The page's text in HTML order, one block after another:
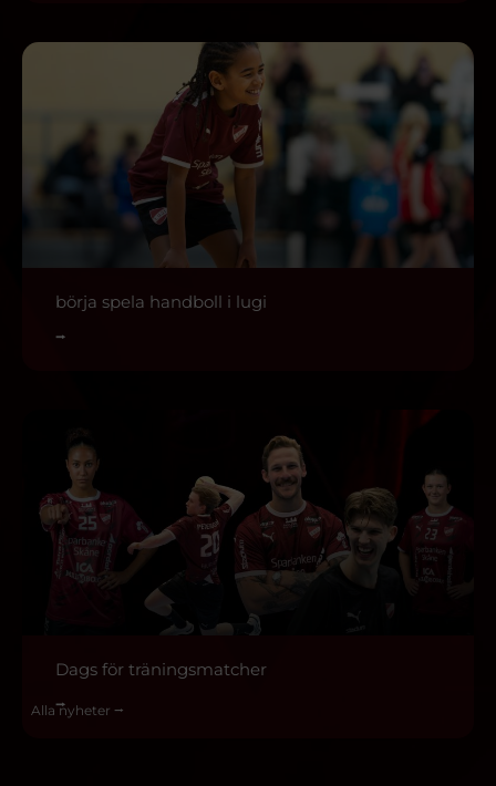
börja spela handboll i lugi
⭢
Dags för träningsmatcher
⭢
Alla nyheter ⭢